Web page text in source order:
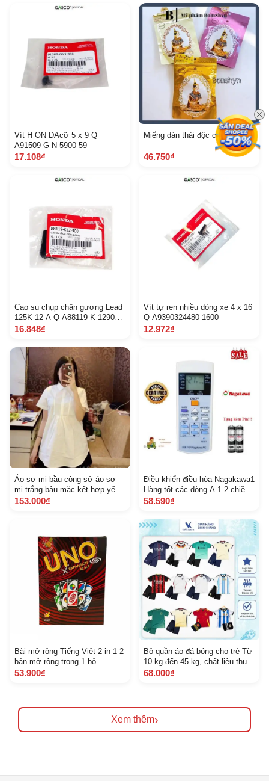
Vít H ON DAcỡ 5 x 9 Q
A91509 G N 5900 59
17.108₫
Miếng dán thải độc chân
46.750₫
Cao su chụp chân gương Lead
125K 12 A Q A88119 K 12900
188
16.848₫
Vít tự ren nhiều dòng xe 4 x 16
Q A9390324480 1600
12.972₫
Áo sơ mi bầu công sở áo sơ
mi trắng bầu măc kết hợp yếm
bầu
153.000₫
Điều khiển điều hòa Nagakawa1
Hàng tốt các dòng A 1 2 chiều
Inverter
58.590₫
Bài mở rộng Tiếng Việt 2 in 1 2
bản mở rộng trong 1 bộ
53.900₫
Bộ quần áo đá bóng cho trẻ Từ
10 kg đến 45 kg, chất liệu thun
lạnh cao cấp, co dãn 4 chiều S
68.000₫
Xem thêm›